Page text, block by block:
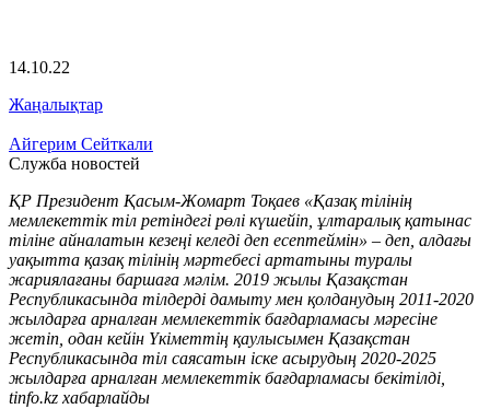
14.10.22
Жаңалықтар
Айгерим Сейткали
Служба новостей
ҚР Президент Қасым-Жомарт Тоқаев «Қазақ тілінің
мемлекеттік тіл ретіндегі рөлі күшейіп, ұлтаралық қатынас
тіліне айналатын кезеңі келеді деп есептеймін» – деп, алдағы
уақытта қазақ тілінің мәртебесі артатыны туралы
жариялағаны баршаға мәлім. 2019 жылы Қазақстан
Республикасында тілдерді дамыту мен қолданудың 2011-2020
жылдарға арналған мемлекеттік бағдарламасы мәресіне
жетіп, одан кейін Үкіметтің қаулысымен Қазақстан
Республикасында тіл саясатын іске асырудың 2020-2025
жылдарға арналған мемлекеттік бағдарламасы бекітілді,
tinfo.kz хабарлайды